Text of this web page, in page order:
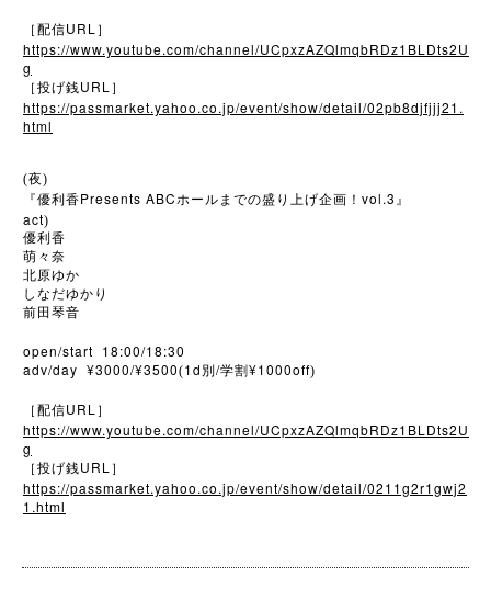
［配信URL ］
https://www.youtube.com/channel/UCpxzAZQlmqbRDz1BLDts2U
g
［投げ銭URL ］
https://passmarket.yahoo.co.jp/event/show/detail/02pb8djfjjj21.
html
(夜)
『優利香Presents ABCホールまでの盛り上げ企画！ vol.3 』
act)
優利香
萌々奈
北原ゆか
しなだゆかり
前田琴音
open/start 18:00/18:30
adv/day ¥3000/¥3500(1d 別 /学割 ¥1000off)
［配信URL ］
https://www.youtube.com/channel/UCpxzAZQlmqbRDz1BLDts2U
g
［投げ銭URL ］
https://passmarket.yahoo.co.jp/event/show/detail/0211g2r1gwj2
1.html